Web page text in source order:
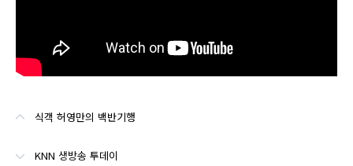
식객 허영만의 백반기행
KNN 생방송 투데이